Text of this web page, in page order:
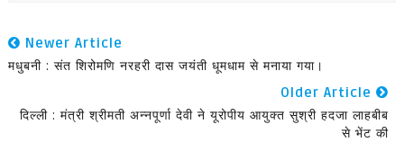
Newer Article
मधुबनी : संत शिरोमणि नरहरी दास जयंती धूमधाम से मनाया गया।
Older Article
दिल्ली : मंत्री श्रीमती अन्नपूर्णा देवी ने यूरोपीय आयुक्त सुश्री हदजा लाहबीब
से भेंट की